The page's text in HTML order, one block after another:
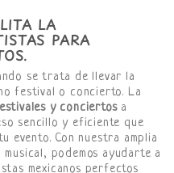
LA
PARA
se trata de llevar la
festival o concierto. La
y conciertosa
sencillo y eficiente que
evento. Con nuestra amplia
podemos ayudarte a
mexicanos perfectos